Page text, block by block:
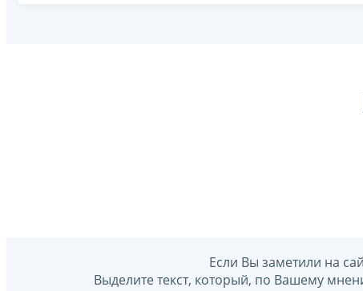
Если Вы заметили на
Выделите текст, который, по Вашему